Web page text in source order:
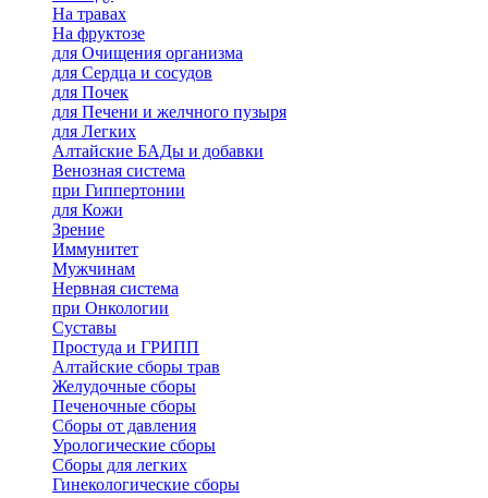
На травах
На фруктозе
для Очищения организма
для Сердца и сосудов
для Почек
для Печени и желчного пузыря
для Легких
Алтайские БАДы и добавки
Венозная система
при Гиппертонии
для Кожи
Зрение
Иммунитет
Мужчинам
Нервная система
при Онкологии
Суставы
Простуда и ГРИПП
Алтайские сборы трав
Желудочные сборы
Печеночные сборы
Сборы от давления
Урологические сборы
Сборы для легких
Гинекологические сборы